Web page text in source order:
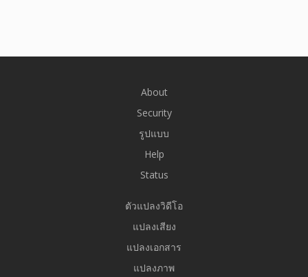
About
Security
รูปแบบ
Help
Status
ตัวแปลงวิดีโอ
แปลงเสียง
แปลงเอกสาร
แปลงภาพ